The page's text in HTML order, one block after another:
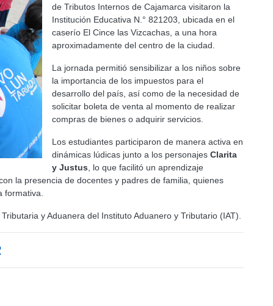
de Tributos Internos de Cajamarca visitaron la
Institución Educativa N.° 821203, ubicada en el
caserío El Cince las Vizcachas, a una hora
aproximadamente del centro de la ciudad.
La jornada permitió sensibilizar a los niños sobre
la importancia de los impuestos para el
desarrollo del país, así como de la necesidad de
solicitar boleta de venta al momento de realizar
compras de bienes o adquirir servicios.
Los estudiantes participaron de manera activa en
dinámicas lúdicas junto a los personajes Clarita
y Justus , lo que facilitó un aprendizaje
la presencia de docentes y padres de familia, quienes
formativa.
y Aduanera del Instituto Aduanero y Tributario (IAT).